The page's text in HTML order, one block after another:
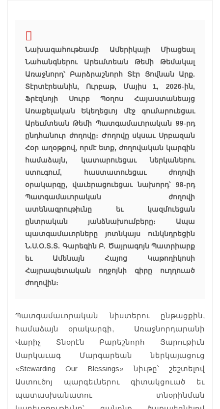
Նախագահութեամբ Ամերիկայի Միացեալ
Նահանգներու Արեւմտեան Թեմի Թեմակալ
Առաջնորդ՝ Բարձրաշնորհ Տէր Յովնան Արք.
Տէրտէրեանին, Ուրբաթ, Մայիս 1, 2026-ին,
Ֆրէզնոյի Սուրբ Պօղոս Հայաստանեայց
Առաքելական Եկեղեցւոյ մէջ գումարուեցաւ
Արեւմտեան Թեմի Պատգամաւորական 99-րդ
ընդհանուր ժողովը։ Ժողովը սկսաւ Սրբազան
Հօր աղօթքով, որմէ ետք, ժողովական կարգին
համաձայն, կատարուեցաւ ներկաներու
ստուգում, հաստատուեցաւ ժողովի
օրակարգը, վաւերացուեցաւ նախորդ՝ 98-րդ
Պատգամաւորական ժողովի
ատենագրութիւնը եւ կազմուեցան
ընտրական յանձնախումբերը։ Ապա
պատգամաւորները յոտնկայս ունկնդրեցին
Ն.Ս.Օ.Տ.Տ. Գարեգին Բ. Ծայրագոյն Պատրիարք
եւ Ամենայն Հայոց Կաթողիկոսի
Հայրապետական ողջոյնի գիրը ուղղուած
ժողովին։
Պատգամաւորական նիստերու ընթացքին,
համաձայն օրակարգի, Առաջնորդարանի
Վարիչ Տնօրէն Բարեշնորհ Յարութիւն
Սարկաւագ Մարգարեան ներկայացուց
«Stewarding Our Blessings» նիւթը՝ շեշտելով
Աստուծոյ պարգեւներու գիտակցուած եւ
պատասխանատու տնօրինման